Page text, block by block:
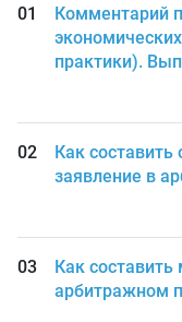
Комментарий
практики).
Как составить
заявление в
Как
арбитражном